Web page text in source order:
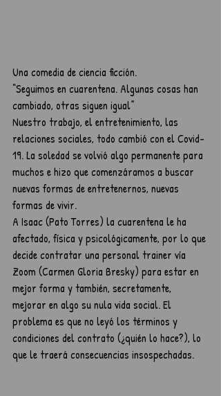
Una comedia de ciencia ficción.
“Seguimos en cuarentena. Algunas cosas han
cambiado, otras siguen igual”
Nuestro trabajo, el entretenimiento, las
relaciones sociales, todo cambió con el Covid-
19. La soledad se volvió algo permanente para
muchos e hizo que comenzáramos a buscar
nuevas formas de entretenernos, nuevas
formas de vivir.
A Isaac (Pato Torres) la cuarentena le ha
afectado, física y psicológicamente, por lo que
decide contratar una personal trainer vía
Zoom (Carmen Gloria Bresky) para estar en
mejor forma y también, secretamente,
mejorar en algo su nula vida social. El
problema es que no leyó los términos y
condiciones del contrato (¿quién lo hace?), lo
que le traerá consecuencias insospechadas.